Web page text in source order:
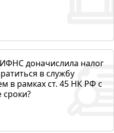
доначислила налог
в службу
в рамках ст. 45 НК РФ с
сроки?